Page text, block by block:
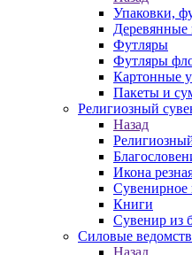
Упаковки,
Деревянные
Футляры
Футляры
Картонные
Пакеты и
Религиозный
Назад
Икона
Сувенирное
Книги
Сувенир из
Силовые
Назад